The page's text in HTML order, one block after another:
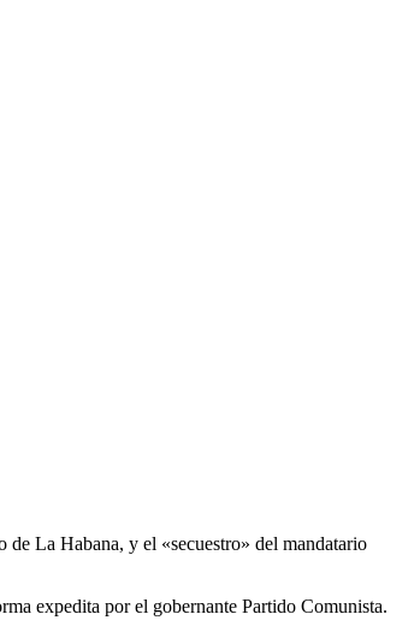
de La Habana, y el «secuestro» del mandatario
expedita por el gobernante Partido Comunista.